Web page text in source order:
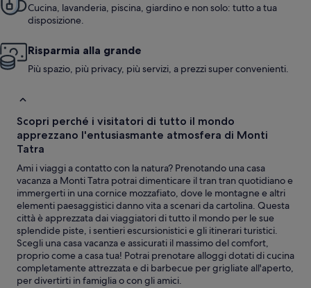
Cucina, lavanderia, piscina, giardino e non solo: tutto a tua
disposizione.
Risparmia alla grande
Più spazio, più privacy, più servizi, a prezzi super convenienti.
Scopri perché i visitatori di tutto il mondo
apprezzano l'entusiasmante atmosfera di Monti
Tatra
Ami i viaggi a contatto con la natura? Prenotando una casa
vacanza a Monti Tatra potrai dimenticare il tran tran quotidiano e
immergerti in una cornice mozzafiato, dove le montagne e altri
elementi paesaggistici danno vita a scenari da cartolina. Questa
città è apprezzata dai viaggiatori di tutto il mondo per le sue
splendide piste, i sentieri escursionistici e gli itinerari turistici.
Scegli una casa vacanza e assicurati il massimo del comfort,
proprio come a casa tua! Potrai prenotare alloggi dotati di cucina
completamente attrezzata e di barbecue per grigliate all'aperto,
per divertirti in famiglia o con gli amici.